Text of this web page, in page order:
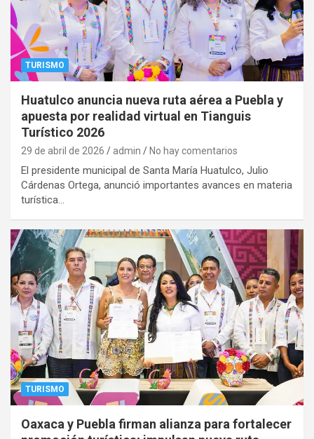
TURISMO
Huatulco anuncia nueva ruta aérea a Puebla y
apuesta por realidad virtual en Tianguis
Turístico 2026
29 de abril de 2026 admin No hay comentarios
El presidente municipal de Santa María Huatulco, Julio
Cárdenas Ortega, anunció importantes avances en materia
turística…
TURISMO
Oaxaca y Puebla firman alianza para fortalecer